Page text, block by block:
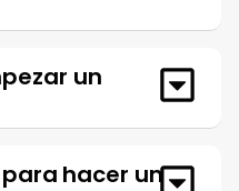
un
hacer un